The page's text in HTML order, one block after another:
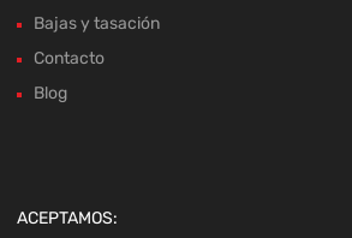
Bajas y tasación
Contacto
Blog
ACEPTAMOS: